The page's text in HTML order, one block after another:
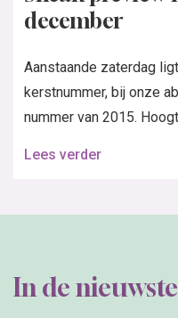
december
Aanstaande zaterdag
kerstnummer, bij onze
nummer van 2015.
Lees verder
In de